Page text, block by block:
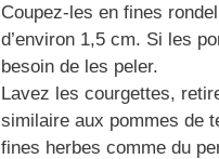
Coupez-les en fines
d’environ 1,5 cm. Si les
besoin de les peler.
Lavez les courgettes,
similaire aux pommes de
fines herbes comme du